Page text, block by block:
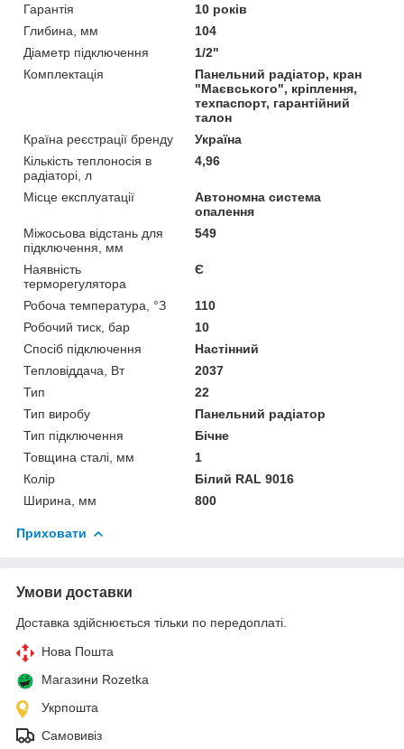
Гарантія
10 років
Глибина, мм
104
Діаметр підключення
1/2"
Комплектація
Панельний радіатор, кран
"Маєвського", кріплення,
техпаспорт, гарантійний
талон
Країна реєстрації бренду
Україна
Кількість теплоносія в
радіаторі, л
4,96
Місце експлуатації
Автономна система
опалення
Міжосьова відстань для
підключення, мм
549
Наявність
терморегулятора
Є
Робоча температура, °З
110
Робочий тиск, бар
10
Спосіб підключення
Настінний
Тепловіддача, Вт
2037
Тип
22
Тип виробу
Панельний радіатор
Тип підключення
Бічне
Товщина сталі, мм
1
Колір
Білий RAL 9016
Ширина, мм
800
Приховати
Умови доставки
Доставка здійснюється тільки по передоплаті.
Нова Пошта
Магазини Rozetka
Укрпошта
Самовивіз